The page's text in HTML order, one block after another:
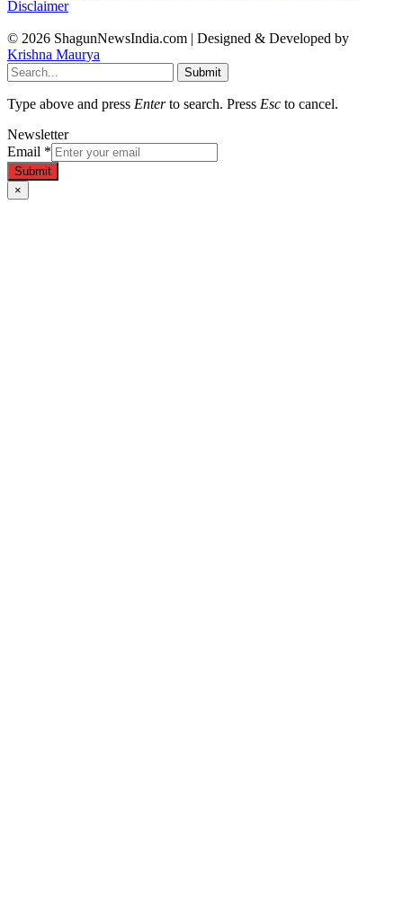
Disclaimer
© 2026 ShagunNewsIndia.com | Designed & Developed by
Krishna Maurya
Submit
Type above and press Enterto search. Press Esc to cancel.
Newsletter
Email *
Submit
×